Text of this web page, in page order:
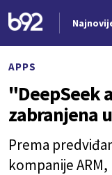
APPS
"DeepSeek
zabranjena
Prema
kompanije